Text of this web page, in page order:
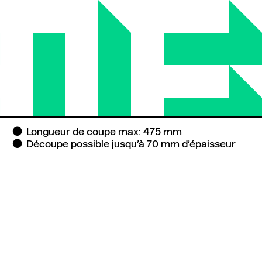
Longueur de coupe max: 475 mm
Découpe possible jusqu’à 70 mm d’épaisseur